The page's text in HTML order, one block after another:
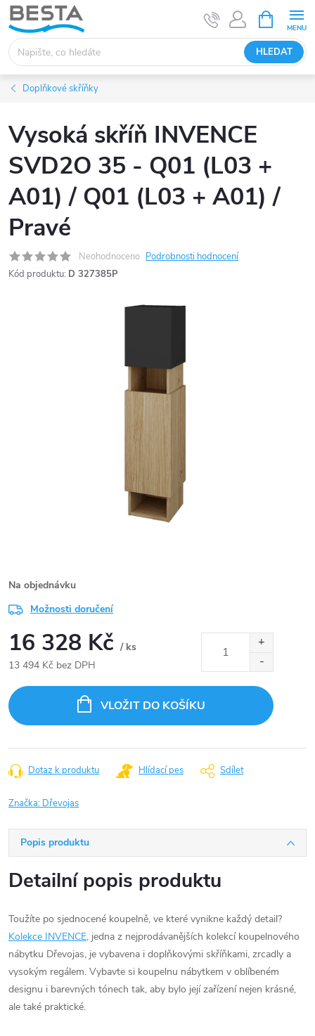
Přejít
na
obsah
HLEDAT
NÁKUPNÍ
KOŠÍK
Doplňkové skříňky
Vysoká skříň INVENCE
SVD2O 35 - Q01 (L03 +
A01) / Q01 (L03 + A01) /
Pravé
Neohodnoceno Podrobnosti hodnocení
Kód produktu: D 327385P
Na objednávku
Možnosti doručení
16 328 Kč / ks
13 494 Kč bez DPH
cena:
VLOŽIT DO KOŠÍKU
Dotaz k produktu Hlídací pes Sdílet
Značka: Dřevojas
Popis produktu
Detailní popis produktu
Toužíte po sjednocené koupelně, ve které vynikne každý detail?
Kolekce INVENCE, jedna z nejprodávanějších kolekcí koupelnového
nábytku Dřevojas, je vybavena i doplňkovými skříňkami, zrcadly a
vysokým regálem. Vybavte si koupelnu nábytkem v oblíbeném
designu i barevných tónech tak, aby bylo její zařízení nejen krásné,
ale také praktické.